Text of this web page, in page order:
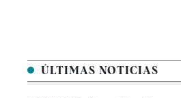
ÚLTIMAS NOTICIAS